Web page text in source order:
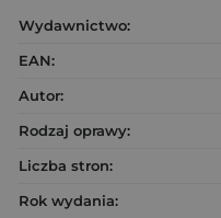
Wydawnictwo:
EAN:
Autor:
Rodzaj oprawy:
Liczba stron:
Rok wydania: